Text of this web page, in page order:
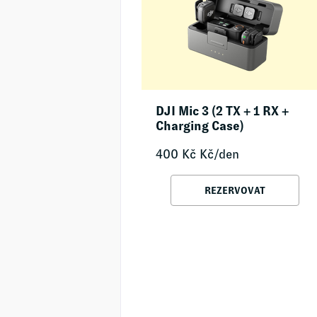
DJI Mic 3 (2 TX + 1 RX +
Charging Case)
400 Kč Kč/den
REZERVOVAT